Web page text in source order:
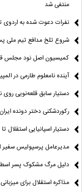
منتفی شد
نفرات دعوت شده به اردوی
شروع تلخ مدافع تیم ملی
کمیسیون اصل نود مجلس
آینده نامعلوم طارمی در
دستیار سابق قلعه‌نویی روی
رکوردشکنی دختر دونده
دستیار اسپانیایی استقلال
مدیرعامل پرسپولیس سفیر
دلیل مرگ مشکوک پسر
مذاکره استقلال برای میزبانی